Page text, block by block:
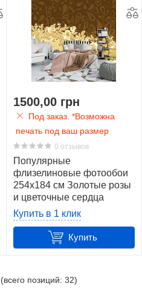
1500,00 грн
Под заказ. *Возможна
печать под ваш размер
0 отзывов
Популярные
флизелиновые фотообои
254x184 см Золотые розы
и цветочные сердца
(10375V4)+клей
Купить в 1 клик
Купить
(всего позиций: 32)